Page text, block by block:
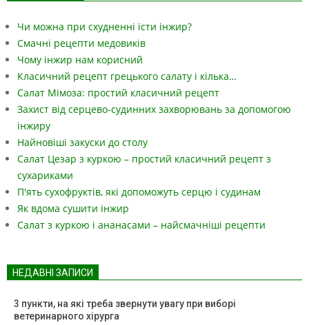
Чи можна при схудненні їсти інжир?
Смачні рецепти медовиків
Чому інжир нам корисний
Класичний рецепт грецького салату і кілька…
Салат Мімоза: простий класичний рецепт
Захист від серцево-судинних захворювань за допомогою
інжиру
Найновіші закуски до столу
Салат Цезар з куркою – простий класичний рецепт з
сухариками
П'ять сухофруктів, які допоможуть серцю і судинам
Як вдома сушити інжир
Салат з куркою і ананасами – найсмачніші рецепти
НЕДАВНІ ЗАПИСИ
3 пункти, на які треба звернути увагу при виборі
ветеринарного хірурга